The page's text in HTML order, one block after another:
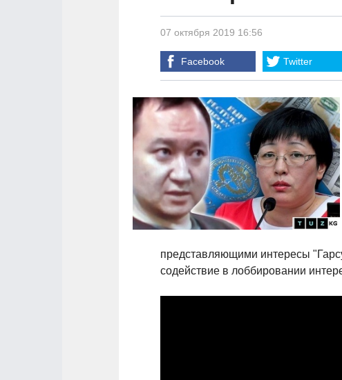
07 октября 2019 16:56
Facebook Twitter
представляющими интересы
содействие в лоббировании